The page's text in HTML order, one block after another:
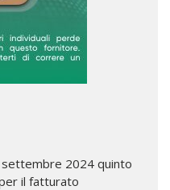
settembre 2024 quinto
il fatturato